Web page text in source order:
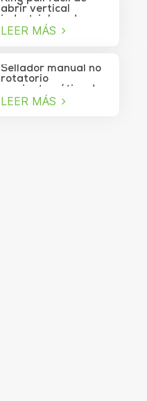
abrir vertical
industrial cerdo
almuerzo pollo
al vacío
LEER MÁS
Sellador manual no
rotatorio
semiautomático de
latas de refrescos,
LEER MÁS